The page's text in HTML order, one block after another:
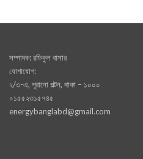
সম্পাদক: রফিকুল বাসার
যোগাযোগ:
২/৩-এ, পূরানো পল্টন, থাকা – ১০০০
০১৫৫২৩১৫৭৪৫
energybanglabd@gmail.com